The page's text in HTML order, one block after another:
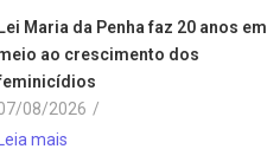
Maria da Penha faz 20 anos em
ao crescimento dos
08/2026 /
mais